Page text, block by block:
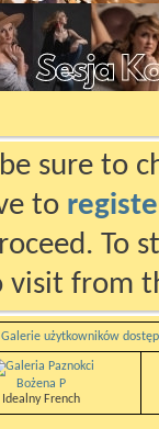
sure to
to
To
from
Galerie użytkowników
Bożena P
Idealny French